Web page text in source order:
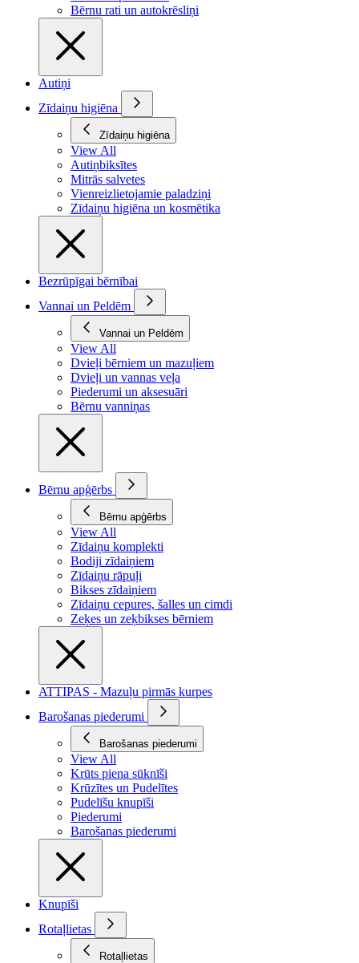
Bērnu rati un autokrēsliņi
Autiņi
Zīdaiņu higiēna
Zīdaiņu higiēna
View All
Autiņbiksītes
Mitrās salvetes
Vienreizlietojamie paladziņi
Zīdaiņu higiēna un kosmētika
Bezrūpīgai bērnībai
Vannai un Peldēm
Vannai un Peldēm
View All
Dvieļi bērniem un mazuļiem
Dvieļi un vannas veļa
Piederumi un aksesuāri
Bērnu vanniņas
Bērnu apģērbs
Bērnu apģērbs
View All
Zīdaiņu komplekti
Bodiji zīdaiņiem
Zīdaiņu rāpuļi
Bikses zīdaiņiem
Zīdaiņu cepures, šalles un cimdi
Zeķes un zeķbikses bērniem
ATTIPAS - Mazuļu pirmās kurpes
Barošanas piederumi
Barošanas piederumi
View All
Krūts piena sūknīši
Krūzītes un Pudelītes
Pudelīšu knupīši
Piederumi
Barošanas piederumi
Knupīši
Rotaļlietas
Rotaļlietas